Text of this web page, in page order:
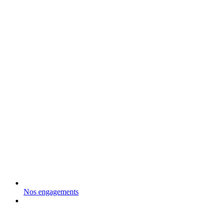
Nos engagements